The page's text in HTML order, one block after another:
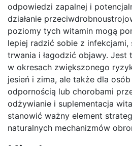
odpowiedzi zapalnej i
działanie
poziomy tych witamin mogą
lepiej radzić sobie z infekcjami,
trwania i łagodzić objawy. Jest
w okresach zwiększonego
jesień i zima, ale także dla
odpornością lub chorobami
odżywianie i suplementacja
stanowić ważny element
naturalnych mechanizmów